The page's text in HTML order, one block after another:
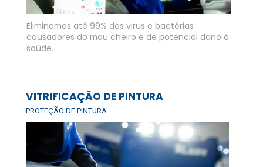
VITRIFICAÇÃO DE PINTURA
PROTEÇÃO DE PINTURA
Eliminamos até 99% dos virus e bactérias
causadores do mau cheiro e de potencial dano à
saúde.